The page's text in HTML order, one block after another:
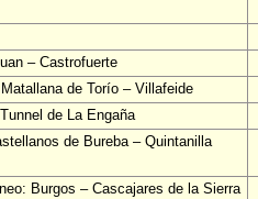
– Castrofuerte
de Torío – Villafeide
de La Engaña
de Bureba – Quintanilla
Burgos – Cascajares de la Sierra